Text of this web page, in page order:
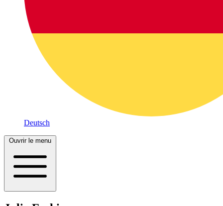
Deutsch
Ouvrir le menu